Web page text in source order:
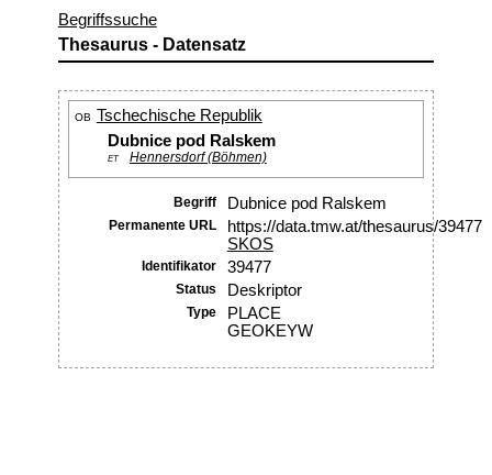
Begriffssuche
Thesaurus - Datensatz
OB Tschechische Republik
Dubnice pod Ralskem
ET Hennersdorf (Böhmen)
Begriff Dubnice pod Ralskem
Permanente URL
https://data.tmw.at/thesaurus/39477
SKOS
Identifikator 39477
Status Deskriptor
Type
PLACE
GEOKEYW